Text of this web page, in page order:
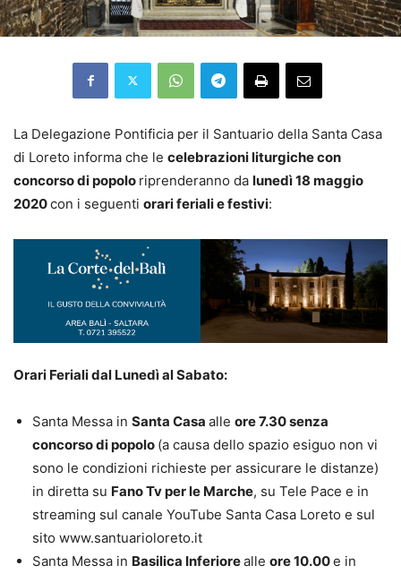
La Delegazione Pontificia per il Santuario della Santa Casa
di Loreto informa che le celebrazioni liturgiche con
concorso di popolo riprenderanno da lunedì 18 maggio
2020con i seguenti orari feriali e festivi:
Orari Feriali dal Lunedì al Sabato:
Santa Messa in Santa Casa alle ore 7.30 senza
concorso di popolo (a causa dello spazio esiguo non vi
sono le condizioni richieste per assicurare le distanze)
in diretta su Fano Tv per le Marche, su Tele Pace e in
streaming sul canale YouTube Santa Casa Loreto e sul
sito www.santuarioloreto.it
Santa Messa in Basilica Inferiorealle ore 10.00e in